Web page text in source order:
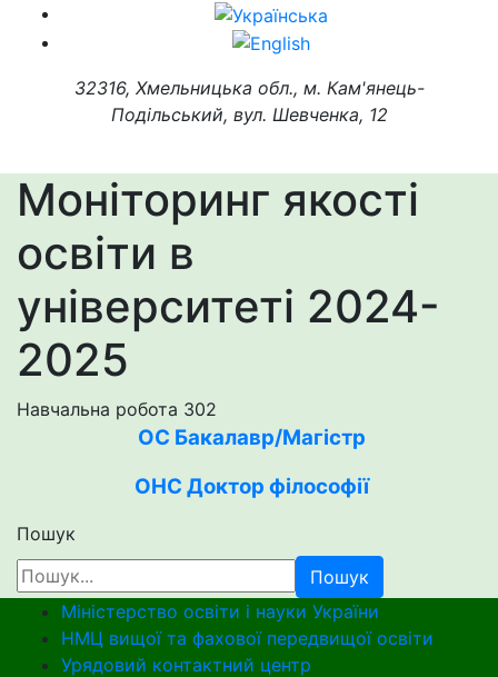
32316, Хмельницька обл., м. Кам'янець-
Подільський, вул. Шевченка, 12
Моніторинг якості
освіти в
університеті 2024-
2025
Навчальна робота 302
ОС Бакалавр/Магістр
ОНС Доктор філософії
Пошук
Пошук
Міністерство освіти і науки України
НМЦ вищої та фахової передвищої освіти
Урядовий контактний центр